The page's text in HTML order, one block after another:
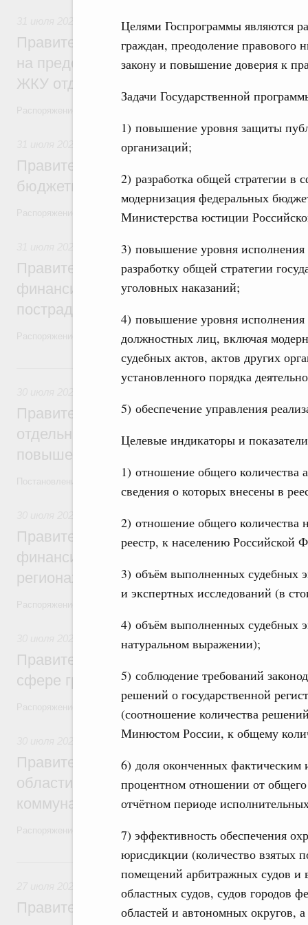
Целями Госпрограммы являются
граждан, преодоление правового
закону и повышение доверия к
Задачи Государственной
1) повышение уровня защиты
организаций;
2) разработка общей стратегии в
модернизация федеральных
Министерства юстиции
3) повышение уровня исполнения
разработку общей стратегии
уголовных наказаний;
4) повышение уровня исполнения
должностных лиц, включая
судебных актов, актов других
установленного порядка
5) обеспечение управления
Целевые индикаторы и
1) отношение общего
сведения о которых внесены в
2) отношение общего количества
реестр, к населению Российской
3) объём выполненных судебных
и экспертных исследований (в
4) объём выполненных судебных
натуральном выражении);
5) соблюдение требований
решений о государственной
(соотношение количества
Минюстом России, к общему
6) доля оконченных фактическим
процентном отношении от
отчётном периоде
7) эффективность обеспечения
юрисдикции (количество взятых
помещений арбитражных судов и
областных судов, судов городов
областей и автономных округов,
Социальная поддержка отдельных
Правительство направит регионам
на предоставление мер социальной
ЖКУ отдельным категориям граждан
Бюджеты субъектов Федерации.
Правительство спишет часть
бюджетным кредитам ещё двум
Распоряжение от 29 июля 2026 года №2016-р
Чрезвычайные ситуации и ликвидация их
Правительство выделило
финансирование Дагестану и Чечне на
пострадавшим от наводнения
Распоряжение от 28 июля 2026 года №1999-р и распоряжение от
30 июля, четверг
Правительство ввело новый временный
отдельных видов топлива и утвердило
повышения доступности нефтепродуктов
Постановления от 30 июля 2026 года №952, №953, №954
Правительство выделило
финансирование на поддержку бизнеса
регионах
Правительство профинансирует
сфере гражданской авиации
Распоряжение от 27 июля 2026 года №1979-р, распоряжение от 30
Жилищно-коммунальное хозяйство
Правительство выделило
области на поддержку предприятий
коммунального хозяйства
Распоряжение от 29 июля 2026 года №2021-р
27 июля, понедельник
Правительство утвердило параметры